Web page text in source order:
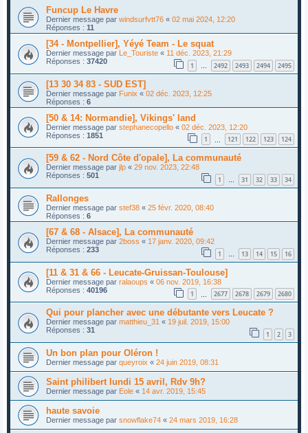
Funcup Le Havre
Dernier message par windsurfvtt76 « 02 mai 2024, 12:20
Réponses : 11
[34 - Montpellier], Yéyé Team - Le squat
Dernier message par Le_Touriste « 11 déc. 2023, 21:29
Réponses : 37420 1 … 2492 2493 2494 2495
[13 30 34 83 - SUD EST]
Dernier message par Funix « 02 déc. 2023, 12:25
Réponses : 6
[50 & 14: Normandie], Vikings' land
Dernier message par stephanecopello « 02 déc. 2023, 12:20
Réponses : 1851 1 121 122 123 124
[59 & 62 - Nord Côte d'opale], La communauté
Dernier message par jlp « 29 nov. 2023, 22:48
Réponses : 501 1 … 31 32 33 34
Rallonges
Dernier message par stef38 « 25 févr. 2020, 08:40
Réponses : 6
[67 & 68 - Alsace], La communauté
Dernier message par 2boss « 17 janv. 2020, 09:42
Réponses : 233 1 … 13 14 15 16
[11 & 31 & 66 - Leucate-Gruissan-Toulouse]
Dernier message par ralaoups « 06 nov. 2019, 16:38
Réponses : 40196 1 2677 2678 2679 2680
Qui pour plancher avec une débutante vers Leucate ?
Dernier message par matthieu_31 « 19 juil. 2019, 15:00
Réponses : 31 1 2 3
Un bon plan pour Oléron !
Dernier message par queyroix « 24 juin 2019, 08:31
Saint philibert lundi 15 avril, Rdv 9h?
Dernier message par Eole « 14 avr. 2019, 15:45
haute savoie
Dernier message par snowflake74 « 24 mars 2019, 16:28